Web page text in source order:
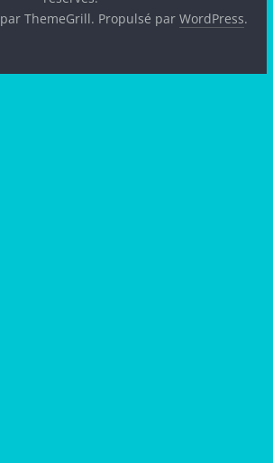
par ThemeGrill. Propulsé parWordPress.